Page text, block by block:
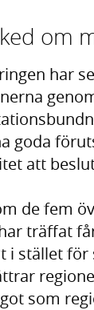
om
har
goda
att
de fem
träffat
i stället för
som